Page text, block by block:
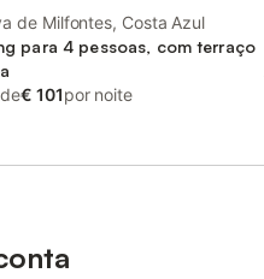
de Milfontes, Costa Azul
para 4 pessoas, com terraço
€ 101por noite